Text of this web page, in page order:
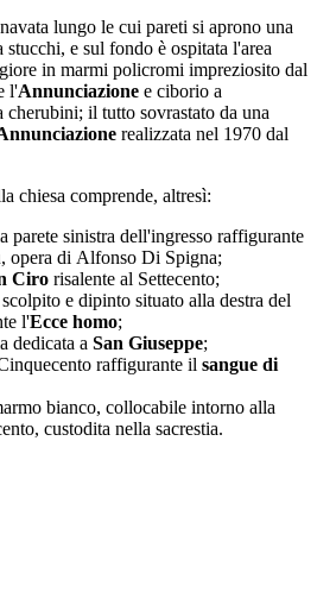
lungo le cui pareti si aprono una
e sul fondo è ospitata l'area
in marmi policromi impreziosito dal
l'Annunciazione e ciborio a
il tutto sovrastato da una
realizzata nel 1970 dal
chiesa comprende, altresì:
parete sinistra dell'ingresso raffigurante
, opera di Alfonso Di Spigna;
Ciro risalente al Settecento;
e dipinto situato alla destra del
l'Ecce homo;
dedicata a San Giuseppe;
raffigurante il sangue di
bianco, collocabile intorno alla
custodita nella sacrestia.